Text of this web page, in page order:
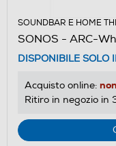
SOUNDBAR E HOME
SONOS - ARC-
DISPONIBILE SOLO
Acquisto online:
Ritiro in negozio in